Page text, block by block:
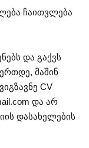
ჩაითვლება
და გაქვს
მაშინ
CV
და არ
დასახელების